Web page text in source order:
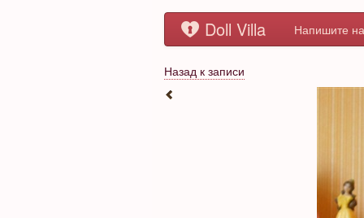
Doll Villa Напишите
Назад к записи